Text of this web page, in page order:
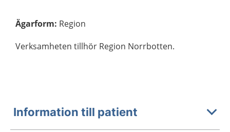
Ägarform: Region
Verksamheten tillhör Region Norrbotten.
Information till patient